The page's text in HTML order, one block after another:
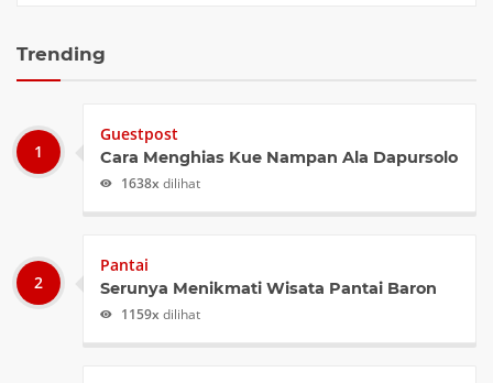
Trending
Guestpost
Cara Menghias Kue Nampan Ala Dapursolo
1638x dilihat
Pantai
Serunya Menikmati Wisata Pantai Baron
1159x dilihat